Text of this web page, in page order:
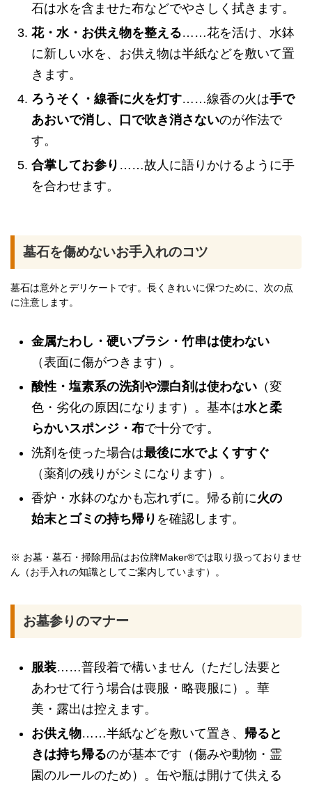
石は水を含ませた布などでやさしく拭きます。
花・水・お供え物を整える……花を活け、水鉢
に新しい水を、お供え物は半紙などを敷いて置
きます。
ろうそく・線香に火を灯す……線香の火は手で
あおいで消し、口で吹き消さないのが作法で
す。
合掌してお参り ……故人に語りかけるように手
を合わせます。
墓石を傷めないお手入れのコツ
墓石は意外とデリケートです。長くきれいに保つために、次の点
に注意します。
金属たわし・硬いブラシ・竹串は使わない
（表面に傷がつきます）。
酸性・塩素系の洗剤や漂白剤は使わない （変
色・劣化の原因になります）。基本は水と柔
らかいスポンジ・布で十分です。
洗剤を使った場合は最後に水でよくすすぐ
（薬剤の残りがシミになります）。
香炉・水鉢のなかも忘れずに。帰る前に火の
始末とゴミの持ち帰り を確認します。
※ お墓・墓石・掃除用品はお位牌Maker®では取り扱っておりませ
ん（お手入れの知識としてご案内しています）。
お墓参りのマナー
服装……普段着で構いません（ただし法要と
あわせて行う場合は喪服・略喪服に）。華
美・露出は控えます。
お供え物……半紙などを敷いて置き、 帰ると
きは持ち帰るのが基本です（傷みや動物・霊
園のルールのため）。缶や瓶は開けて供える